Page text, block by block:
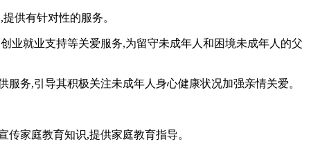
供有针对性的服务。
业就业支持等关爱服务,为留守未成年人和困境未成年人的父
务,引导其积极关注未成年人身心健康状况加强亲情关爱。
家庭教育知识,提供家庭教育指导。